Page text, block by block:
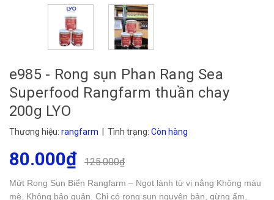
e985 - Rong sụn Phan Rang Sea
Superfood Rangfarm thuần chay
200g LYO
Thương hiệu: rangfarm | Tình trạng: Còn hàng
80.000₫ 125.000₫
Mứt Rong Sụn Biển Rangfarm – Ngọt lành từ vị nắng Không màu
mè. Không bảo quản. Chỉ có rong sụn nguyên bản, gừng ấm,